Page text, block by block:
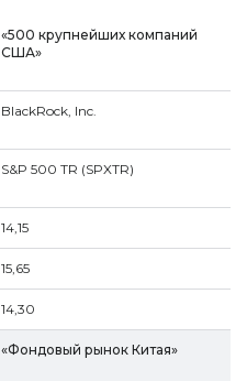
«500 крупнейших компаний
США»
BlackRock, Inc.
S&P 500 TR (SPXTR)
14,15
15,65
14,30
«Фондовый рынок Китая»